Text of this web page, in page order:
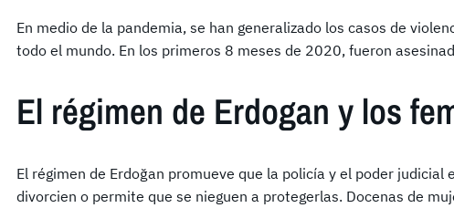
En medio de la pandemia, se han generalizado los casos de
todo el mundo. En los primeros 8 meses de 2020, fueron
El régimen de Erdogan y los
El régimen de Erdoğan promueve que la policía y el poder judicial
divorcien o permite que se nieguen a protegerlas. Docenas de